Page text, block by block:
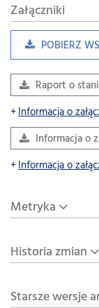
Załączniki
POBIERZ
Raport o
Informacja o
Informacja o
Informacja o
Metryka
Historia zmian
Starsze wersje